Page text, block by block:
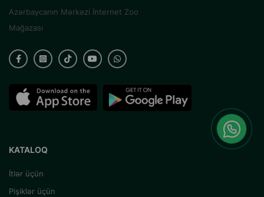
Azərbaycanın Mərkəzi İnternet Zoo
Mağazası
KATALOQ
İtlər üçün
Pişiklər üçün